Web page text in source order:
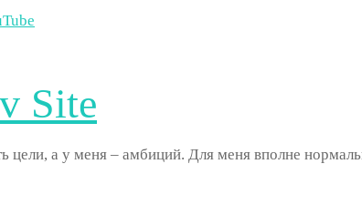
Site
а у меня – амбиций. Для меня вполне